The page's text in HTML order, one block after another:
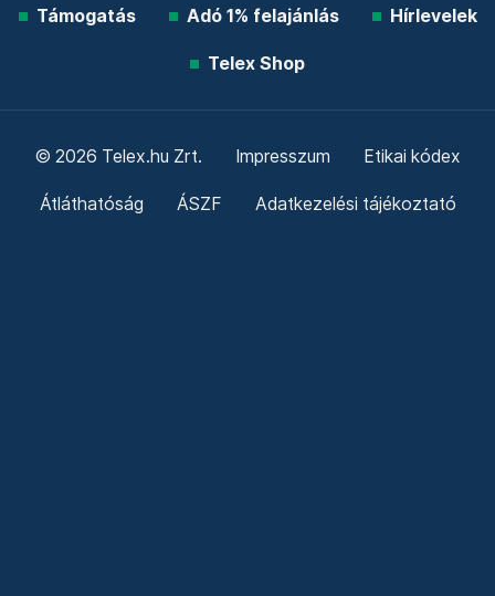
Támogatás Adó 1% felajánlás Hírlevelek
Telex Shop
© 2026 Telex.hu Zrt. Impresszum Etikai kódex
Átláthatóság ÁSZF Adatkezelési tájékoztató